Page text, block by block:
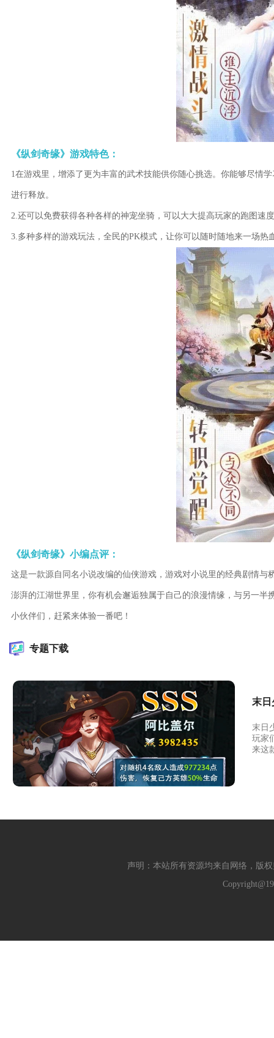
《纵剑奇缘》游戏特色：
1在游戏里，增添了更为丰富的武术技能供你随心挑选。你能够尽情
进行释放。
2.还可以免费获得各种各样的神宠坐骑，可以大大提高玩家的跑图速
3.多种多样的游戏玩法，全民的PK模式，让你可以随时随地来一场
《纵剑奇缘》小编点评：
这是一款源自同名小说改编的仙侠游戏，游戏对小说里的经典剧情
澎湃的江湖世界里，你有机会邂逅独属于自己的浪漫情缘，与另一
小伙伴们，赶紧来体验一番吧！
专题下载
末日
末日
玩家
来这
声明：本站所有资源均来自网络，版